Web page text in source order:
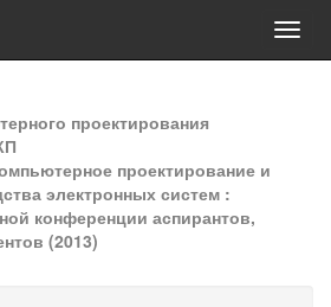
проектирования
проектирование и
электронных систем :
конференции аспирантов,
(2013)